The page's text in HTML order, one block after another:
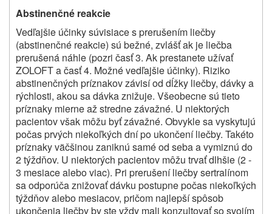
Abstinenčné reakcie
Vedľajšie účinky súvisiace s prerušením liečby
(abstinenčné reakcie) sú bežné, zvlášť ak je liečba
prerušená náhle (pozri časť 3. Ak prestanete užívať
ZOLOFT a časť 4. Možné vedľajšie účinky). Riziko
abstinenčných príznakov závisí od dĺžky liečby, dávky a
rýchlosti, akou sa dávka znižuje. Všeobecne sú tieto
príznaky mierne až stredne závažné. U niektorých
pacientov však môžu byť závažné. Obvykle sa vyskytujú
počas prvých niekoľkých dní po ukončení liečby. Takéto
príznaky väčšinou zaniknú samé od seba a vymiznú do
2 týždňov. U niektorých pacientov môžu trvať dlhšie (2 ‑
3 mesiace alebo viac). Pri prerušení liečby sertralínom
sa odporúča znižovať dávku postupne počas niekoľkých
týždňov alebo mesiacov, pričom najlepší spôsob
ukončenia liečby by ste vždy mali konzultovať so svojím